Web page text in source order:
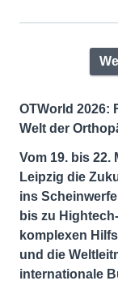
OTWorld 2026:
Welt der
Vom 19. bis 22.
Leipzig die
ins
bis zu
komplexen
und die
internationale